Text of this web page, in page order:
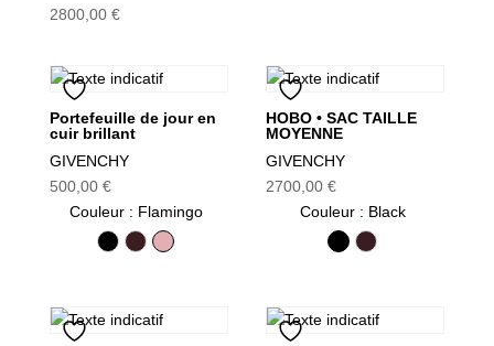
2800,00 €
Portefeuille de jour en
cuir brillant
GIVENCHY
500,00 €
Couleur: Flamingo
BlackBurgundy
Flamingo
HOBO • SAC TAILLE
MOYENNE
GIVENCHY
2700,00€
Couleur: Black
BlackBurgundy